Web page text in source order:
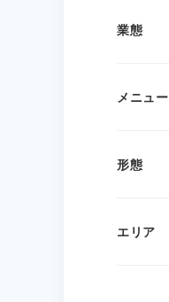
業態
メニュー
形態
エリア